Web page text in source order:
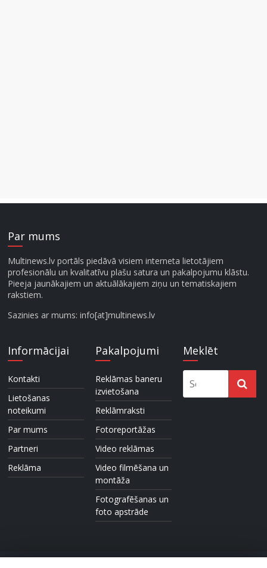
Par mums
Multinews.lv portāls piedāvā visiem interneta lietotājiem
profesionālu un kvalitatīvu plašu satura un pakalpojumu klāstu.
Pieeja jaunākajiem un aktuālākajiem ziņu un tematiskajiem
rakstiem.
Sazinies ar mums: info[at]multinews.lv
Informācijai
Kontakti
Lietošanas
noteikumi
Par mums
Partneri
Reklāma
Pakalpojumi
Reklāmas baneru
izvietošana
Reklāmraksti
Fotoreportāžas
Video reklāmas
Video filmēšana un
montāža
Fotografēšanas un
foto apstrāde
Meklēt